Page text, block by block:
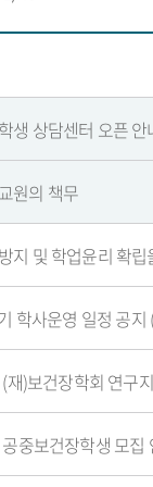
생 상담센터 오픈 안
원의 책무
지 및 학업윤리 확
학사운영 일정 공지
재)보건장학회 연구
중보건장학생 모집